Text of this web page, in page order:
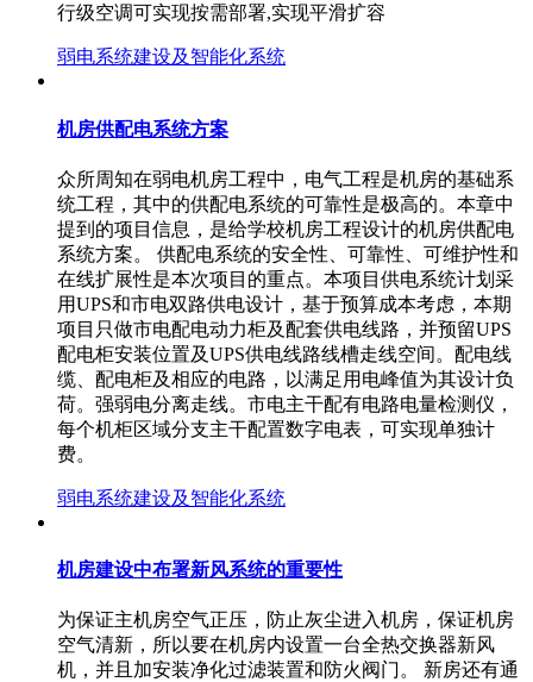
行级空调可实现按需部署,实现平滑扩容
弱电系统建设及智能化系统
机房供配电系统方案
众所周知在弱电机房工程中，电气工程是机房的基础系
统工程，其中的供配电系统的可靠性是极高的。本章中
提到的项目信息，是给学校机房工程设计的机房供配电
系统方案。 供配电系统的安全性、可靠性、可维护性和
在线扩展性是本次项目的重点。本项目供电系统计划采
用UPS和市电双路供电设计，基于预算成本考虑，本期
项目只做市电配电动力柜及配套供电线路，并预留UPS
配电柜安装位置及UPS供电线路线槽走线空间。配电线
缆、配电柜及相应的电路，以满足用电峰值为其设计负
荷。强弱电分离走线。市电主干配有电路电量检测仪，
每个机柜区域分支主干配置数字电表，可实现单独计
费。
弱电系统建设及智能化系统
机房建设中布署新风系统的重要性
为保证主机房空气正压，防止灰尘进入机房，保证机房
空气清新，所以要在机房内设置一台全热交换器新风
机，并且加安装净化过滤装置和防火阀门。 新房还有通